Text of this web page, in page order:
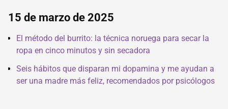
15 de marzo de 2025
El método del burrito: la técnica noruega para secar la
ropa en cinco minutos y sin secadora
Seis hábitos que disparan mi dopamina y me ayudan a
ser una madre más feliz, recomendados por psicólogos